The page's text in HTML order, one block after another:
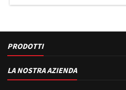
PRODOTTI
LA NOSTRA AZIENDA